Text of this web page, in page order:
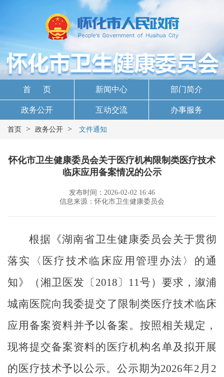
首 页 新闻中心 部门简介
政务公开 互动交流 办事服务
首页 > 政务公开 > 文件通知
怀化市卫生健康委员会关于医疗机构限制类医疗技术
临床应用备案情况的公示
发布时间：2026-02-02 16:46
信息来源：怀化市卫生健康委员会
根据《湖南省卫生健康委员会关于贯彻
落实〈医疗技术临床应用管理办法〉的通
知》（湘卫医发〔 2018〕 11号）要求 ，溆浦
城南 医院向我委提交了限制类医疗技术临床
应用备案资料并予以备案。按照相关规定，
现将提交备案资料的医疗机构名单及拟开展
的医疗技术予以公示。 公示期为2026年2 月 2